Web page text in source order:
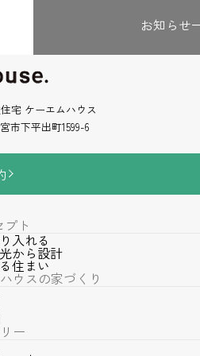
お知らせ
宅 ケーエムハウス
市下平出町1599-6
プト
入れる
から設計
住まい
ウスの家づくり
ー